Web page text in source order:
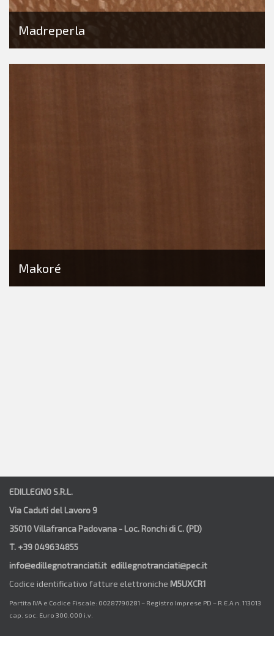
Madreperla
Makoré
EDILLEGNO S.R.L.
Via Caduti del Lavoro 9
35010 Villafranca Padovana - Loc. Ronchi di C. (PD)
T. +39 049634855
info@edillegnotranciati.it edillegnotranciati@pec.it
Codice identificativo fatture elettroniche M5UXCR1
Partita IVA e Codice Fiscale: 00287790281 – Registro Imprese PD – R.E.A n. 113013
cap. soc. Euro 300.000 i.v.